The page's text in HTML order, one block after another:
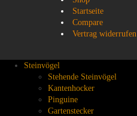
Startseite
Compare
Vertrag widerrufen
Steinvögel
Stehende Steinvögel
Kantenhocker
Pinguine
Gartenstecker